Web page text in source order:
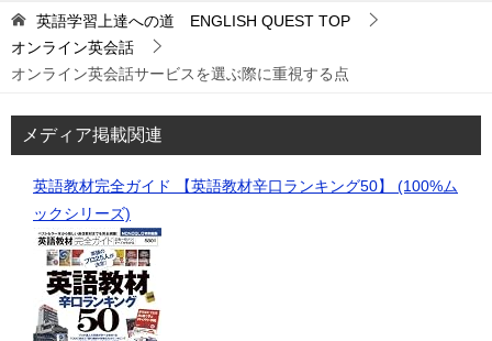
英語学習上達への道 ENGLISH QUEST TOP
オンライン英会話
オンライン英会話サービスを選ぶ際に重視する点
メディア掲載関連
英語教材完全ガイド 【英語教材辛口ランキング50】 (100%ム
ックシリーズ)